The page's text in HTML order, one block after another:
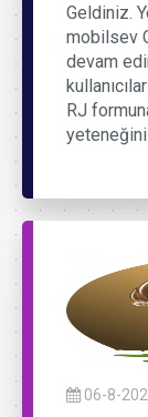
Geldiniz.
mobilsev
devam
RJ
06-8-